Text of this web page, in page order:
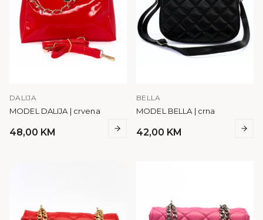
DALIJA
MODEL DALIJA | crvena
48,00 KM
BELLA
MODEL BELLA | crna
42,00 KM